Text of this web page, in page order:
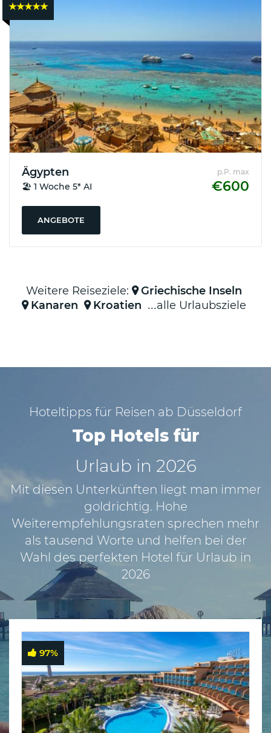
★★★★★
Ägypten
🏖️ 1 Woche 5* AI
p.P. max
€600
ANGEBOTE
Weitere Reiseziele:
Griechische Inseln
Kanaren
Kroatien alle Urlaubsziele
Hoteltipps für Reisen ab Düsseldorf
Top Hotels für
Urlaub in 2026
Mit diesen Unterkünften liegt man immer
goldrichtig. Hohe
Weiterempfehlungsraten sprechen mehr
als tausend Worte und helfen bei der
Wahl des perfekten Hotel für Urlaub in
2026
97%
Deutschland:
✈
Pauschalreisen
ab
Bremen
✈
Pauschalreisen
ab
Pauschalreisen
ab
Pauschalreisen
Pauschalreisen
ab
Graz
Pauschalreisen
ab
Salzburg
Schweiz
ab
Basel
✈
Pauschalreisen
ab
Zürich